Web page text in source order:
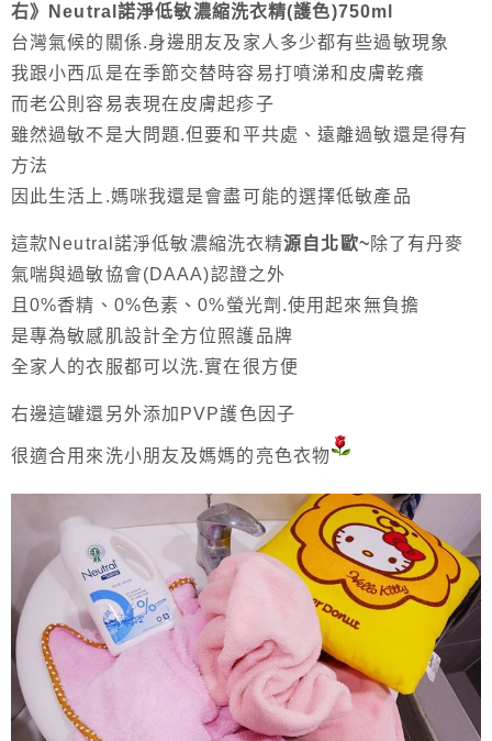
右》Neutral諾淨低敏濃縮洗衣精(護色)750ml
台灣氣候的關係.身邊朋友及家人多少都有些過敏現象
我跟小西瓜是在季節交替時容易打噴涕和皮膚乾癢
而老公則容易表現在皮膚起疹子
雖然過敏不是大問題.但要和平共處、遠離過敏還是得有
方法
因此生活上.媽咪我還是會盡可能的選擇低敏產品
這款Neutral諾淨低敏濃縮洗衣精源自北歐~除了有丹麥
氣喘與過敏協會(DAAA)認證之外
且0%香精、0%色素、0%螢光劑.使用起來無負擔
是專為敏感肌設計全方位照護品牌
全家人的衣服都可以洗.實在很方便
右邊這罐還另外添加PVP護色因子
很適合用來洗小朋友及媽媽的亮色衣物